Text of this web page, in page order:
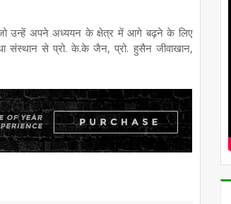
जो उन्हें अपने अध्ययन के क्षेत्र में आगे बढ़ने के लिए
संस्थान से प्रो. के.के जैन, प्रो. हुसैन जीवाखान,